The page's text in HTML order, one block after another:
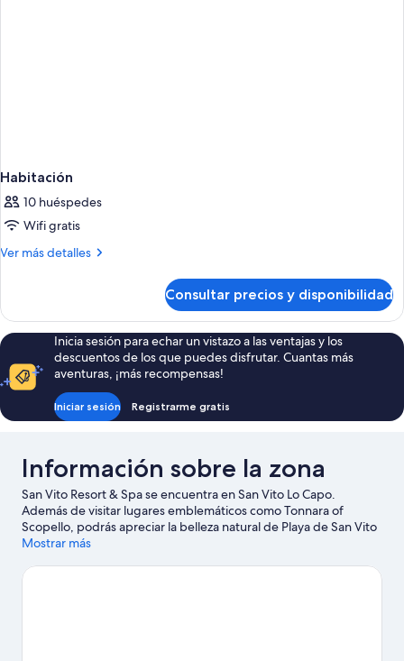
Habitación
10 huéspedes
Wifi gratis
Ver más detalles
Más
Consultar precios y disponibilidad
Inicia sesión para echar un vistazo a las ventajas y los
descuentos de los que puedes disfrutar. Cuantas más
aventuras, ¡más recompensas!
Iniciar sesión Registrarme gratis
Información sobre la zona
San Vito Resort & Spa se encuentra en San Vito Lo Capo.
Además de visitar lugares emblemáticos como Tonnara of
Scopello, podrás apreciar la belleza natural de Playa de San Vito
Lo Capo o Reserva Natural Zingaro. Centro Cultural Expositivo
guía de viaje de San Vito Lo Capo
Mostrar más